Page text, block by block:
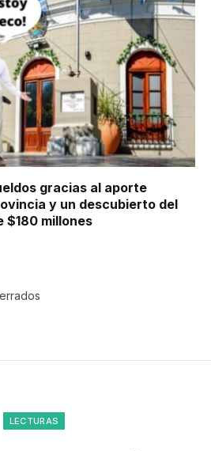
gracias al aporte
y un descubierto del
$180 millones
LECTURAS